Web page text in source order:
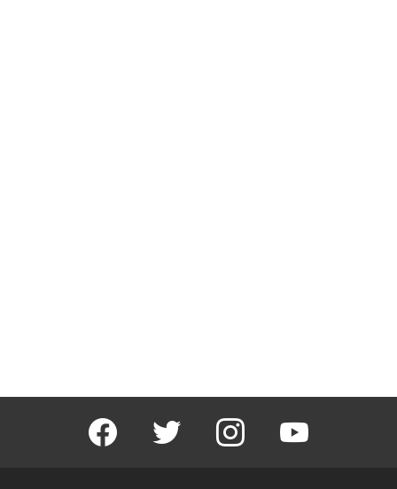
facebook twitter instagram